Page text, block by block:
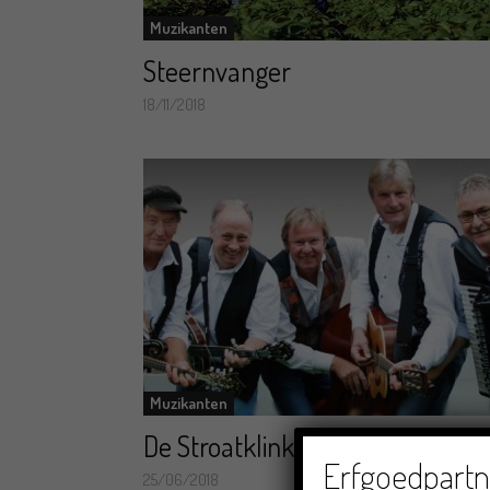
Muzikanten
Steernvanger
18/11/2018
Muzikanten
De Stroatklinkers
25/06/2018